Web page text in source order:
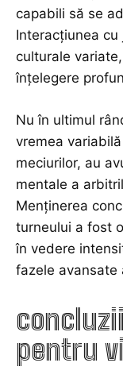
capabili să se
Interacțiunea
culturale
înțelegere
Nu în ultimul
vremea
meciurilor, au
mentale a
Menținerea
turneului a fost
în vedere
fazele avansate
pentru